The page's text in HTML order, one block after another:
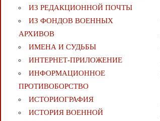
ИЗ РЕДАКЦИОННОЙ ПОЧТЫ
ИЗ ФОНДОВ ВОЕННЫХ
АРХИВОВ
ИМЕНА И СУДЬБЫ
ИНТЕРНЕТ-ПРИЛОЖЕНИЕ
ИНФОРМАЦИОННОЕ
ПРОТИВОБОРСТВО
ИСТОРИОГРАФИЯ
ИСТОРИЯ ВОЕННОЙ